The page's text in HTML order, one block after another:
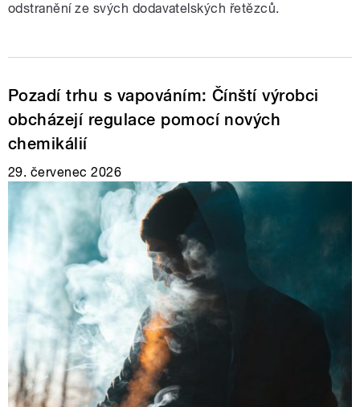
odstranění ze svých dodavatelských řetězců.
Pozadí trhu s vapováním: Čínští výrobci
obcházejí regulace pomocí nových
chemikálií
29. červenec 2026